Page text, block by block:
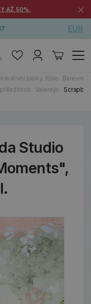
AŽ 50%. ×
EUR
kreativní bloky, fólie
Barevné
Valentýn
Studio